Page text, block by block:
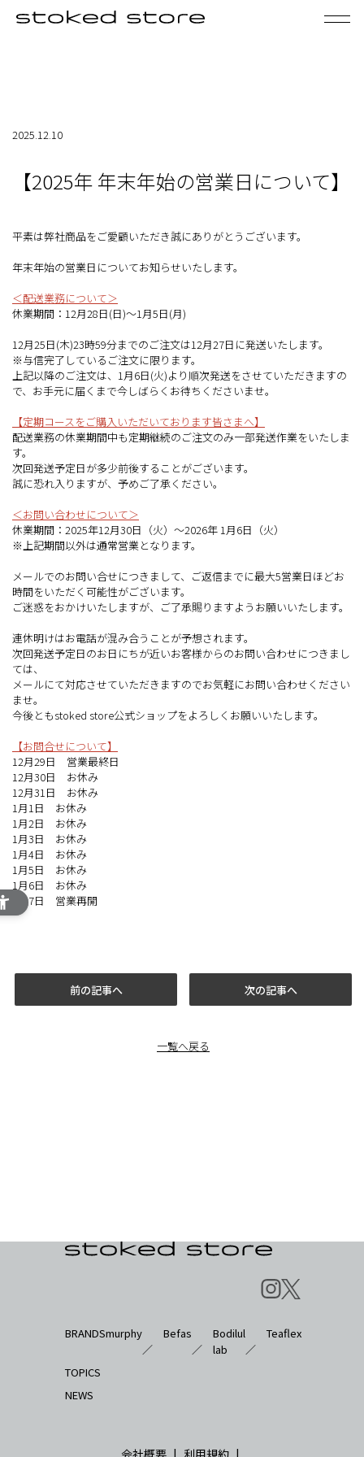
FAQ
My Page
新規会員登録
ログイン
お知らせ
個人に関する情報の取扱いについて
特定商取引法に基づく表記
よくあるご質問
2025.12.10
【2025年 年末年始の営業日について】
平素は弊社商品をご愛顧いただき誠にありがとうございます。
年末年始の営業日についてお知らせいたします。
＜配送業務について＞
休業期間：12月28日(日)～1月5日(月)
12月25日(木)23時59分までのご注文は12月27日に発送いたします。
※与信完了しているご注文に限ります。
上記以降のご注文は、1月6日(火)より順次発送をさせていただきますの
で、お手元に届くまで今しばらくお待ちくださいませ。
【定期コースをご購入いただいております皆さまへ】
配送業務の休業期間中も定期継続のご注文のみ一部発送作業をいたしま
す。
次回発送予定日が多少前後することがございます。
誠に恐れ入りますが、予めご了承ください。
＜お問い合わせについて＞
休業期間：2025年12月30日（火）～2026年 1月6日（火）
※上記期間以外は通常営業となります。
メールでのお問い合せにつきまして、ご返信までに最大5営業日ほどお
時間をいただく可能性がございます。
ご迷惑をおかけいたしますが、ご了承賜りますようお願いいたします。
連休明けはお電話が混み合うことが予想されます。
次回発送予定日のお日にちが近いお客様からのお問い合わせにつきまし
ては、
メールにて対応させていただきますのでお気軽にお問い合わせください
ませ。
今後ともstoked store公式ショップをよろしくお願いいたします。
【お問合せについて】
12月29日 営業最終日
12月30日 お休み
12月31日 お休み
1月1日 お休み
1月2日 お休み
1月3日 お休み
1月4日 お休み
1月5日 お休み
1月6日 お休み
1月7日 営業再開
前の記事へ
一覧へ戻る
次の記事へ
BRANDSmurphy
／
Befas
／
Bodilul
lab
／
Teaflex
TOPICS
NEWS
会社概要 | 利用規約 |